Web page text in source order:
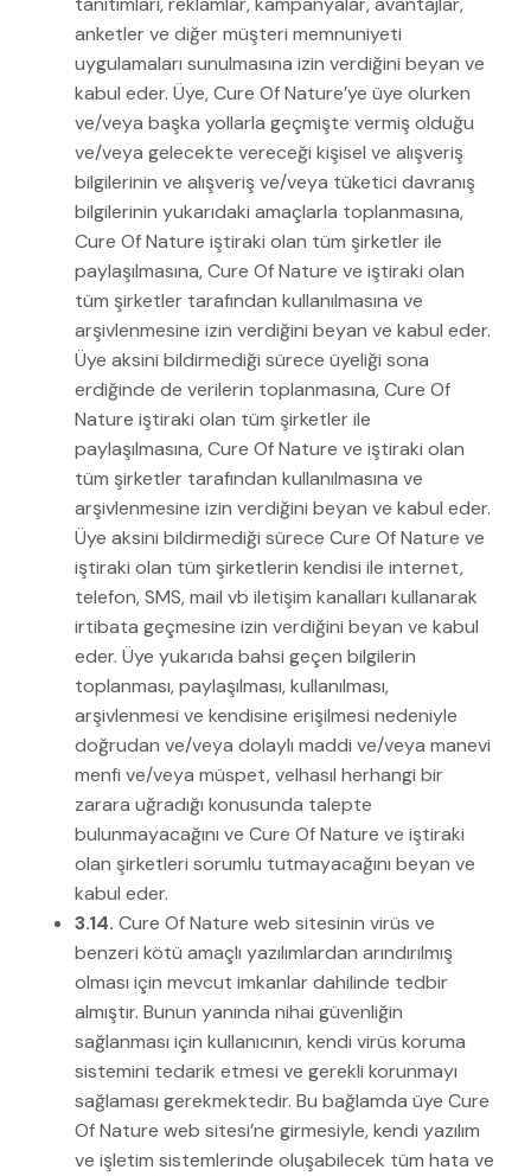
anketler ve diğer müşteri memnuniyeti
uygulamaları sunulmasına izin verdiğini beyan ve
kabul eder. Üye, Cure Of Nature’ye üye olurken
ve/veya başka yollarla geçmişte vermiş olduğu
ve/veya gelecekte vereceği kişisel ve alışveriş
bilgilerinin ve alışveriş ve/veya tüketici davranış
bilgilerinin yukarıdaki amaçlarla toplanmasına,
Cure Of Nature iştiraki olan tüm şirketler ile
paylaşılmasına, Cure Of Nature ve iştiraki olan
tüm şirketler tarafından kullanılmasına ve
arşivlenmesine izin verdiğini beyan ve kabul eder.
Üye aksini bildirmediği sürece üyeliği sona
erdiğinde de verilerin toplanmasına, Cure Of
Nature iştiraki olan tüm şirketler ile
paylaşılmasına, Cure Of Nature ve iştiraki olan
tüm şirketler tarafından kullanılmasına ve
arşivlenmesine izin verdiğini beyan ve kabul eder.
Üye aksini bildirmediği sürece Cure Of Nature ve
iştiraki olan tüm şirketlerin kendisi ile internet,
telefon, SMS, mail vb iletişim kanalları kullanarak
irtibata geçmesine izin verdiğini beyan ve kabul
eder. Üye yukarıda bahsi geçen bilgilerin
toplanması, paylaşılması, kullanılması,
arşivlenmesi ve kendisine erişilmesi nedeniyle
doğrudan ve/veya dolaylı maddi ve/veya manevi
menfi ve/veya müspet, velhasıl herhangi bir
zarara uğradığı konusunda talepte
bulunmayacağını ve Cure Of Nature ve iştiraki
olan şirketleri sorumlu tutmayacağını beyan ve
kabul eder.
3.14. Cure Of Nature web sitesinin virüs ve
benzeri kötü amaçlı yazılımlardan arındırılmış
olması için mevcut imkanlar dahilinde tedbir
almıştır. Bunun yanında nihai güvenliğin
sağlanması için kullanıcının, kendi virüs koruma
sistemini tedarik etmesi ve gerekli korunmayı
sağlaması gerekmektedir. Bu bağlamda üye Cure
Of Nature web sitesi’ne girmesiyle, kendi yazılım
ve işletim sistemlerinde oluşabilecek tüm hata ve